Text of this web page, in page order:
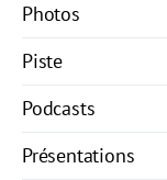
Photos
Piste
Podcasts
Présentations